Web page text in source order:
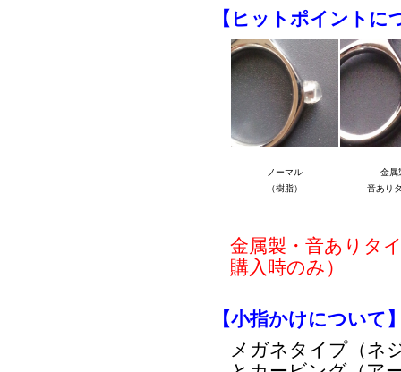
【ヒットポイントに
ノーマル
（樹脂）
金属
音あり
金属製・音ありタ
購入時のみ）
【小指かけについて
メガネタイプ（ネ